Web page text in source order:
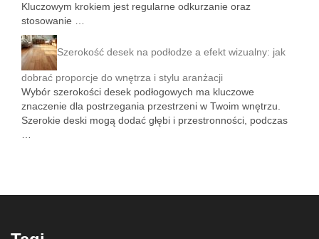
Kluczowym krokiem jest regularne odkurzanie oraz
stosowanie …
Szerokość desek na podłodze a efekt wizualny: jak
dobrać proporcje do wnętrza i stylu aranżacji
Wybór szerokości desek podłogowych ma kluczowe
znaczenie dla postrzegania przestrzeni w Twoim wnętrzu.
Szerokie deski mogą dodać głębi i przestronności, podczas
…